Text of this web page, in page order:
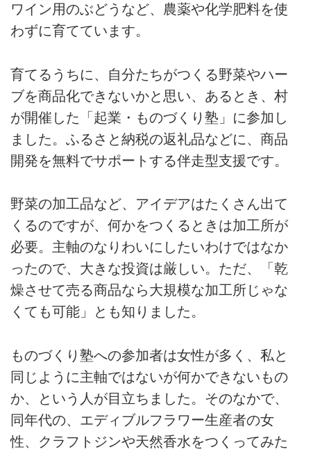
を営んでいる折居多恵さん。もと
もと雑貨クリエイターとして東京
で店を経営しており、仕事も暮ら
るタイプ。田舎暮らしをしたかっ
たわけではないといいます。計画
や常識より“面白さ”を優先した結
果、思いもよらなかった場所で、
50代のいまも、日々、あたらしい
自分を発見しているそう。今回は
「だれもが暮らしのクリエイタ
ワイン用のぶどうなど、農薬や化学肥料を使
わずに育てています。
育てるうちに、自分たちがつくる野菜やハー
ブを商品化できないかと思い、あるとき、村
が開催した「起業・ものづくり塾」に参加し
ました。ふるさと納税の返礼品などに、商品
開発を無料でサポートする伴走型支援です。
野菜の加工品など、アイデアはたくさん出て
くるのですが、何かをつくるときは加工所が
必要。主軸のなりわいにしたいわけではなか
ったので、大きな投資は厳しい。ただ、「乾
燥させて売る商品なら大規模な加工所じゃな
くても可能」とも知りました。
ものづくり塾への参加者は女性が多く、私と
同じように主軸ではないが何かできないもの
か、という人が目立ちました。そのなかで、
同年代の、エディブルフラワー生産者の女
性、クラフトジンや天然香水をつくってみた